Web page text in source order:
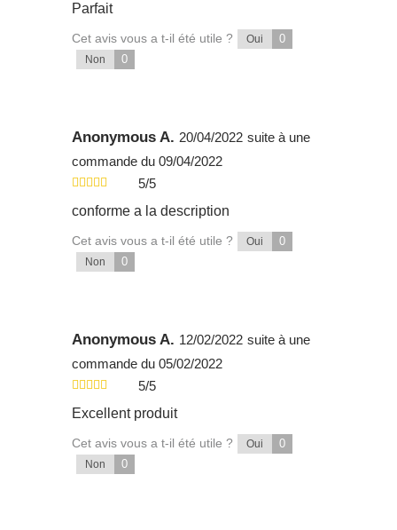
Parfait
Cet avis vous a t-il été utile ? Oui 0
Non 0
Anonymous A. 20/04/2022 suite à une
commande du 09/04/2022
5/5
conforme a la description
Cet avis vous a t-il été utile ? Oui 0
Non 0
Anonymous A. 12/02/2022 suite à une
commande du 05/02/2022
5/5
Excellent produit
Cet avis vous a t-il été utile ? Oui 0
Non 0